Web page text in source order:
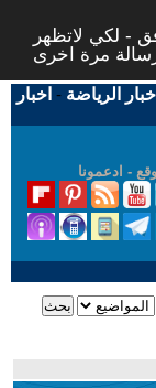
- لكي لاتظهر
اخبار الرياضة - اخبار
- ادعمونا